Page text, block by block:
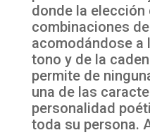
donde la elección
combinaciones
acomodándose a
tono y de la
permite de
una de las
personalidad
toda su persona.